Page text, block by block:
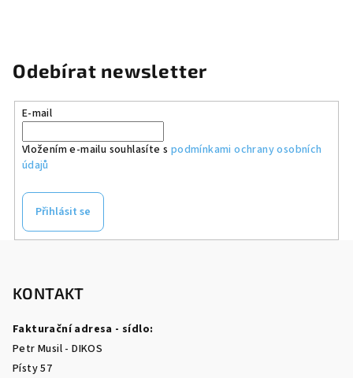
Odebírat newsletter
E-mail
Vložením e-mailu souhlasíte s podmínkami ochrany osobních
údajů
Přihlásit se
KONTAKT
Fakturační adresa - sídlo:
Petr Musil - DIKOS
Písty 57